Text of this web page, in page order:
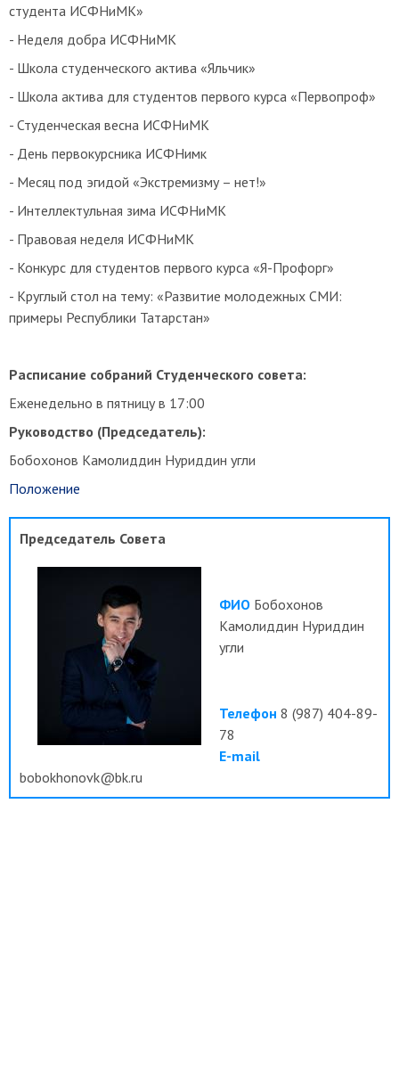
студента ИСФНиМК»
- Неделя добра ИСФНиМК
- Школа студенческого актива «Яльчик»
- Школа актива для студентов первого курса «Первопроф»
- Студенческая весна ИСФНиМК
- День первокурсника ИСФНимк
- Месяц под эгидой «Экстремизму – нет!»
- Интеллектульная зима ИСФНиМК
- Правовая неделя ИСФНиМК
- Конкурс для студентов первого курса «Я-Профорг»
- Круглый стол на тему: «Развитие молодежных СМИ:
примеры Республики Татарстан»
Расписание собраний Студенческого совета:
Еженедельно в пятницу в 17:00
Руководство (Председатель):
Бобохонов Камолиддин Нуриддин угли
Положение
Председатель Совета
ФИО Бобохонов
Камолиддин Нуриддин
угли
Телефон 8 (987) 404-89-
78
E-mail
bobokhonovk@bk.ru